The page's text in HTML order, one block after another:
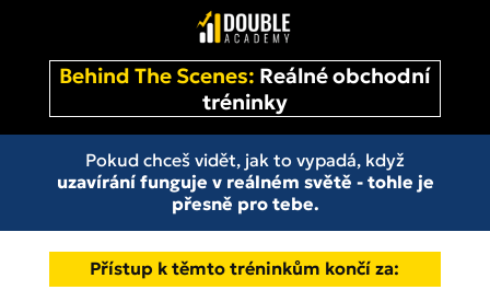
Behind The Scenes: Reálné obchodní
tréninky
Pokud chceš vidět, jak to vypadá, když
uzavírání funguje v reálném světě - tohle je
přesně pro tebe.
Přístup k těmto tréninkům končí za: